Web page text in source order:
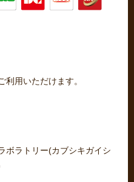
利用いただけます。
ラトリー(カブシキガイシ